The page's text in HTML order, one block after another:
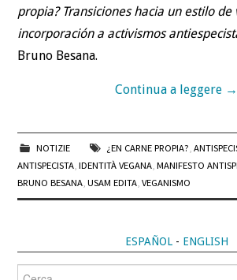
propia? Transiciones hacia un estilo de
incorporación a activismos
Bruno Besana.
Continua a leggere →
NOTIZIE ¿EN CARNE PROPIA?,
ANTISPECISTA,IDENTITÀ VEGANA,MANIFESTO
BRUNO BESANA,USAM EDITA,VEGANISMO
ESPAÑOL- ENGLISH
Cerca